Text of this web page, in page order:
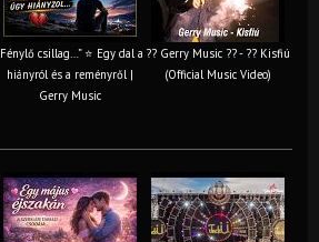
„Fénylő csillag…” ⭐ Egy dal a
hiányról és a reményről |
Gerry Music
?? Gerry Music ?? - ?? Kisfiú
(Official Music Video)